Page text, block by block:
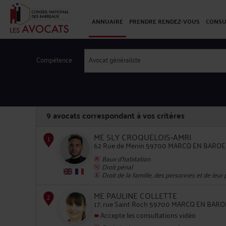
ANNUAIRE PRENDRE RENDEZ-VOUS
Compétence Avocat généraliste
9 avocats correspondant à vos critères
ME SLY CROQUELOIS-AMRI
62 Rue de Menin 59700 MARCQ EN
Baux d'habitation
Droit pénal
Droit de la famille, des personnes et de
ME PAULINE COLLETTE
17, rue Saint Roch 59700 MARCQ EN
Accepte les consultations vidéo